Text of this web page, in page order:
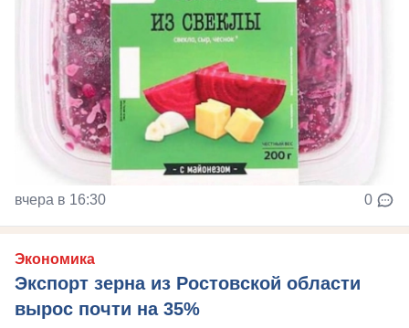
вчера в 16:30 0
Экономика
Экспорт зерна из Ростовской области
вырос почти на 35%